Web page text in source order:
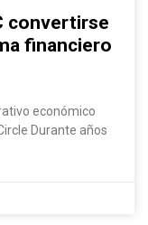
convertirse
financiero
económico
Durante años